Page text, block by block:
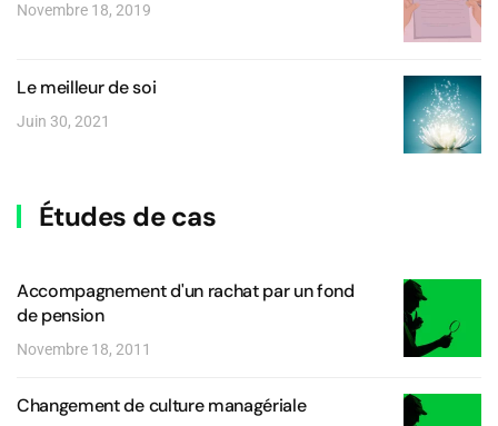
Novembre 18, 2019
Le meilleur de soi
Juin 30, 2021
Études de cas
Accompagnement d'un rachat par un fond
de pension
Novembre 18, 2011
Changement de culture managériale